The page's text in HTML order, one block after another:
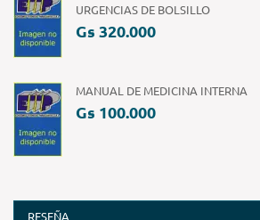
URGENCIAS DE BOLSILLO
Gs 320.000
MANUAL DE MEDICINA INTERNA
Gs 100.000
RESEÑA